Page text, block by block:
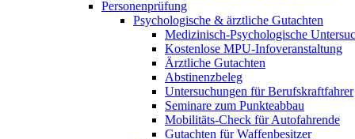
Personenprüfung
Psychologische & ärztliche Gutachten
Medizinisch-Psychologische
Kostenlose MPU-Infoveranstaltung
Ärztliche Gutachten
Abstinenzbeleg
Untersuchungen für Berufskraftfahrer
Seminare zum Punkteabbau
Mobilitäts-Check für Autofahrende
Gutachten für Waffenbesitzer